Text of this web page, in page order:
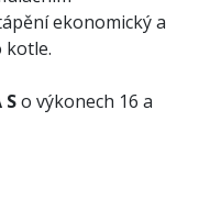
ekonomický a
kotle.
So výkonech 16 a